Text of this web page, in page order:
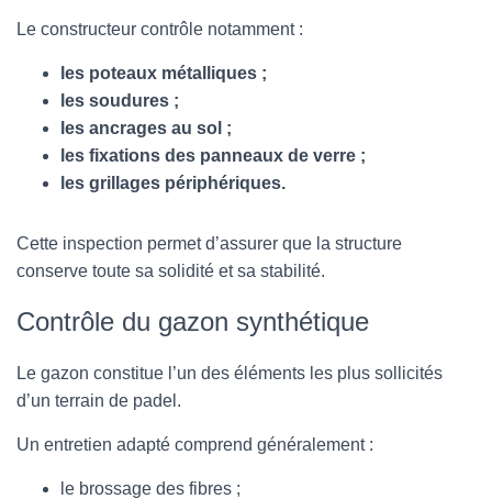
Le constructeur contrôle notamment :
les poteaux métalliques ;
les soudures ;
les ancrages au sol ;
les fixations des panneaux de verre ;
les grillages périphériques.
Cette inspection permet d’assurer que la structure
conserve toute sa solidité et sa stabilité.
Contrôle du gazon synthétique
Le gazon constitue l’un des éléments les plus sollicités
d’un terrain de padel.
Un entretien adapté comprend généralement :
le brossage des fibres ;